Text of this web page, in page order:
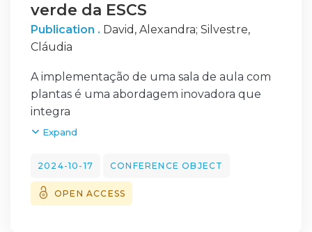
verde da ESCS
Publication . David, Alexandra; Silvestre,
Cláudia
A implementação de uma sala de aula com
plantas é uma abordagem inovadora que
integra
elementos naturais no ambiente
benefícios de uma
sala com plantas, identifica as plantas mais
adequadas para espaços fechados e com
Expand
2024-10-17 CONFERENCE OBJECT
OPEN ACCESS